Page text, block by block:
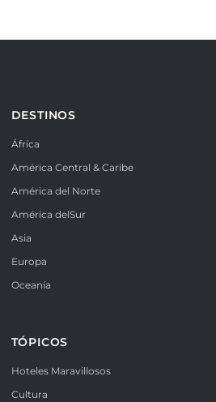
DESTINOS
África
América Central & Caribe
América del Norte
América delSur
Asia
Europa
Oceanía
TÓPICOS
Hoteles Maravillosos
Cultura